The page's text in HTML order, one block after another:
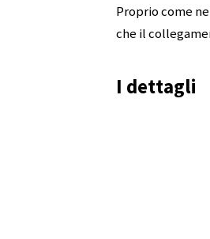
Proprio come
che il
I dettagli